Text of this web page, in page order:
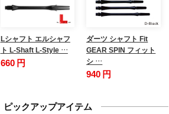
Lシャフト エルシャフ
ト L-Shaft L-Style …
660 円
ダーツ シャフト Fit
GEAR SPIN フィット
シ …
940 円
ピックアップアイテム